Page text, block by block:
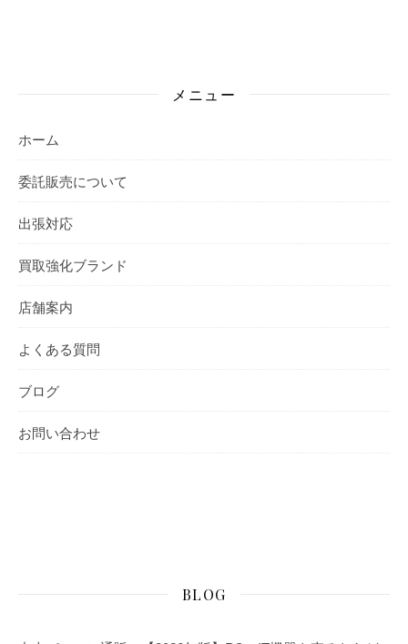
メニュー
ホーム
委託販売について
出張対応
買取強化ブランド
店舗案内
よくある質問
ブログ
お問い合わせ
BLOG